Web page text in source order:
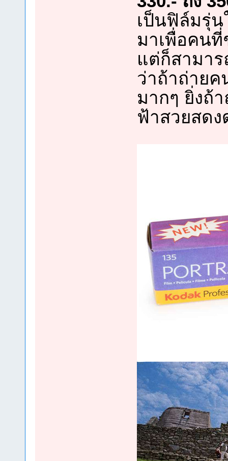
เป็นฟิล์มรุ่
มาเพื่อคน
แต่ก็สามา
ว่าถ้าถ่ายค
มากๆ ยิ่งถ้
ฟ้าสวยสดง